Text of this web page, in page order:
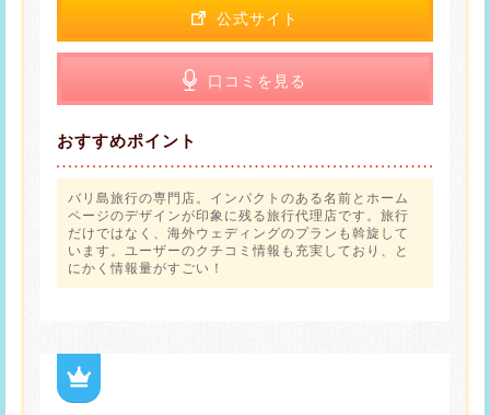
公式サイト
口コミを見る
おすすめポイント
バリ島旅行の専門店。インパクトのある名前とホーム
ページのデザインが印象に残る旅行代理店です。旅行
だけではなく、海外ウェディングのプランも斡旋して
います。ユーザーのクチコミ情報も充実しており、と
にかく情報量がすごい！